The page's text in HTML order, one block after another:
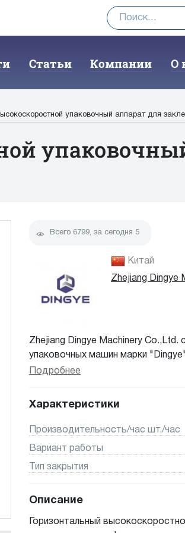
Статьи Компании О
упаковочный аппарат для
Всего 6799, за сегодня 5
Китай
Zhejiang Dingye
Zhejiang Dingye Machinery Co.,Ltd.
упаковочных машин марки
1991 года. Как один из ведущих
производственными
серий продукции с более чем 60
Подробнее
Характеристики
Производительность/час шт./час
Вариант работы
Тип закрытия
Описание
Горизонтальный